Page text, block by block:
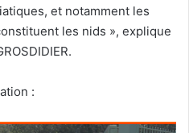
et notamment les
les nids », explique
: